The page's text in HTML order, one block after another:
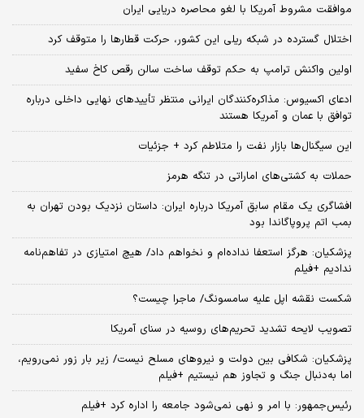
موافقت مشروط آمریکا با لغو محاصره دریایی ایران
اختلال گسترده در شبکه ریلی این کشور، حرکت قطارها را متوقف کرد
اولین واکنش ترامپ به حکم توقف ساخت سالن رقص کاخ سفید
ادعای اکسیوس: مذاکره‌کنندگان ایرانی منتظر تأییدهای نهایی داخلی درباره
توافق با عمان و آمریکا هستند
این سیگنال‌ها بازار نفت را متلاطم کرد + جزئیات
حملات به کشتی‌های اماراتی در تنگه هرمز
افشاگری یک مقام سابق آمریکا درباره ایران: داستان نزدیک بودن تهران به
بمب اتم پروپاگاندا بود
پزشکیان: هرگز استعفا نداده‌ام و نخواهم داد/ هیچ امتیازی در تفاهم‌نامه
ندادیم +فیلم
شکست نقشه اپل علیه سامسونگ/ ماجرا چیست؟
تصویب لایحه تشدید تحریم‌های روسیه در سنای آمریکا
پزشکیان: شکافی بین دولت و نیروهای مسلح نیست/ زیر بار زور نمی‌رویم،
اما به‌دنبال جنگ و تجاوز هم نیستیم +فیلم
رئیس‌جمهور: با امر و نهی نمی‌شود جامعه را اداره کرد +فیلم